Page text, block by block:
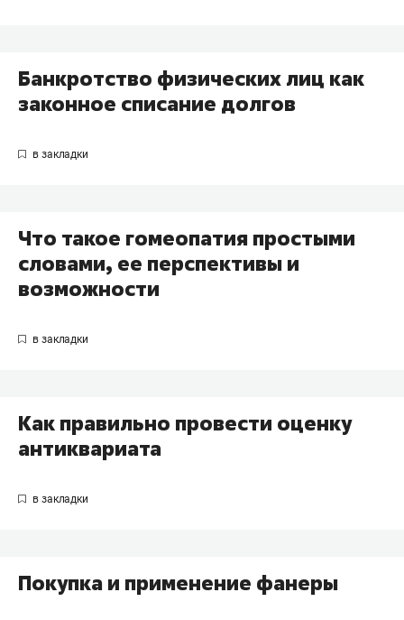
Банкротство физических лиц как
законное списание долгов
Что такое гомеопатия простыми
словами, ее перспективы и
возможности
Как правильно провести оценку
антиквариата
Покупка и применение фанеры